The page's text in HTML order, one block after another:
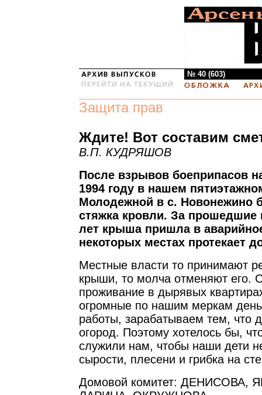
№ 40 (603)
Защита прав
Ждите! Вот составим
В.П. КУДРЯШОВ
После взрывов боеприпасов
1994 году в нашем
Молодежной в с. Новонежино
стяжка кровли. За прошедшие
лет крыша пришла в
некоторых местах протекает
Местные власти то принимают
крыши, то молча отменяют его.
проживание в дырявых
огромные по нашим меркам
работы, зарабатываем тем, что
огород. Поэтому хотелось бы,
служили нам, чтобы наши дети
сырости, плесени и грибка на
Домовой комитет: ДЕНИСОВА,